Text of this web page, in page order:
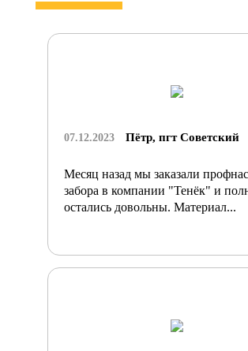
07.12.2023 Пётр, пгт Советский
Месяц назад мы заказали
забора в компании "Тенёк" и
остались довольны. Материал...